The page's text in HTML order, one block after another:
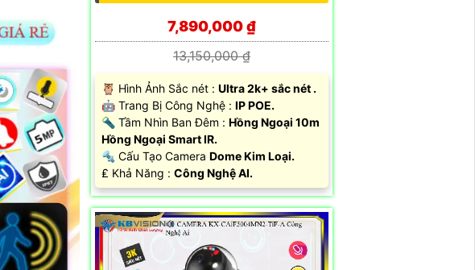
7,890,000 ₫
13,150,000 ₫
🦉 Hình Ảnh Sắc nét : Ultra 2k+ sắc nét .
🤖️ Trang Bị Công Nghệ : IP POE.
🔦 Tầm Nhìn Ban Đêm : Hồng Ngoại 10m
Hồng Ngoại Smart IR.
🔩 Cấu Tạo Camera Dome Kim Loại.
️₤ Khả Năng : Công Nghệ AI.